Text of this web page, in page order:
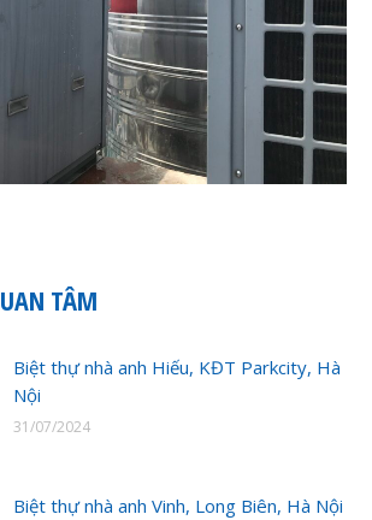
TÂM
Biệt thự nhà anh Hiếu, KĐT Parkcity, Hà
Nội
31/07/2024
Biệt thự nhà anh Vinh, Long Biên, Hà Nội